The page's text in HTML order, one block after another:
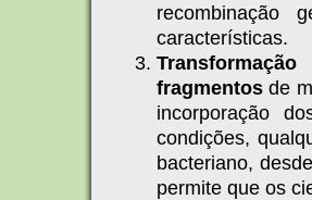
recombinação
características.
fragmentos de
incorporação
condições,
bacteriano,
permite que os